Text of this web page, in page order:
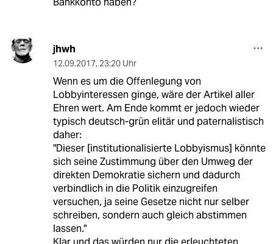
jhwh
12.09.2017, 23:20 Uhr
Wenn es um die Offenlegung von
Lobbyinteressen ginge, wäre der Artikel aller
Ehren wert. Am Ende kommt er jedoch wieder
typisch deutsch-grün elitär und paternalistisch
daher:
"Dieser [institutionalisierte Lobbyismus] könnte
sich seine Zustimmung über den Umweg der
direkten Demokratie sichern und dadurch
verbindlich in die Politik einzugreifen
versuchen, ja seine Gesetze nicht nur selber
schreiben, sondern auch gleich abstimmen
lassen."